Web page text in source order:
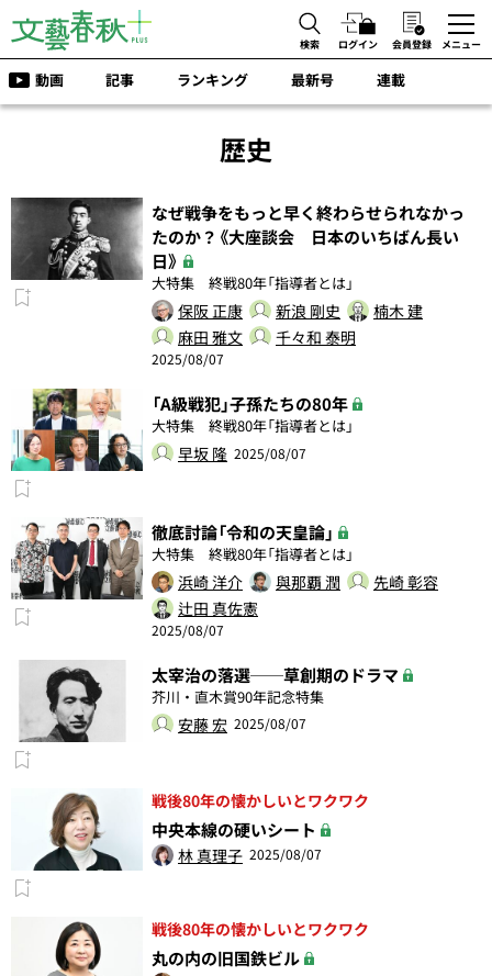
検索 ログイン 会員登録 メニュー
動画 記事 ランキング 最新号 連載
歴史
なぜ戦争をもっと早く終わらせられなかっ
たのか？《大座談会 日本のいちばん長い
日》
大特集 終戦80年「指導者とは」
保阪 正康 新浪 剛史
楠木 建
麻田 雅文
千々和 泰明
2025/08/07
「A級戦犯」子孫たちの80年
大特集 終戦80年「指導者とは」
早坂 隆 2025/08/07
徹底討論「令和の天皇論」
大特集 終戦80年「指導者とは」
浜崎 洋介 與那覇 潤
先崎 彰容
辻田 真佐憲
2025/08/07
太宰治の落選──草創期のドラマ
芥川・直木賞90年記念特集
安藤 宏 2025/08/07
戦後80年の懐かしいとワクワク
中央本線の硬いシート
林 真理子 2025/08/07
戦後80年の懐かしいとワクワク
丸の内の旧国鉄ビル